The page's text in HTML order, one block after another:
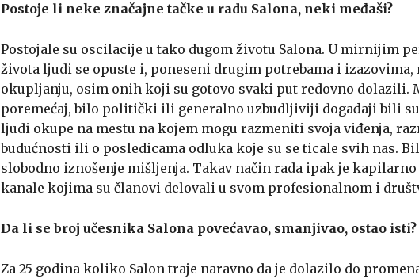
Postoje li neke značajne tačke u radu Salona, neki međaši?
Postojale su oscilacije u tako dugom životu Salona. U mirnijim
života ljudi se opuste i, poneseni drugim potrebama i
okupljanju, osim onih koji su gotovo svaki put redovno dolazili.
poremećaj, bilo politički ili generalno uzbudljiviji događaji bili
ljudi okupe na mestu na kojem mogu razmeniti svoja viđenja,
budućnosti ili o posledicama odluka koje su se ticale svih nas.
slobodno iznošenje mišljenja. Takav način rada ipak je
kanale kojima su članovi delovali u svom profesionalnom i
Da li se broj učesnika Salona povećavao, smanjivao, ostao isti?
Za 25 godina koliko Salon traje naravno da je dolazilo do